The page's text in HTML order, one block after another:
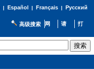
| Español | Français| Русский
高级搜索